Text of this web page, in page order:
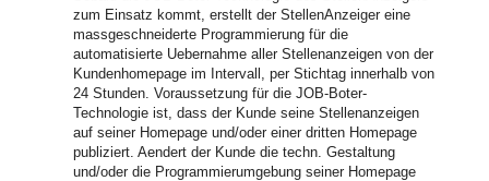
zum Einsatz kommt, erstellt der StellenAnzeiger eine
massgeschneiderte Programmierung für die
automatisierte Uebernahme aller Stellenanzeigen von der
Kundenhomepage im Intervall, per Stichtag innerhalb von
24 Stunden. Voraussetzung für die JOB-Boter-
Technologie ist, dass der Kunde seine Stellenanzeigen
auf seiner Homepage und/oder einer dritten Homepage
publiziert. Aendert der Kunde die techn. Gestaltung
und/oder die Programmierumgebung seiner Homepage